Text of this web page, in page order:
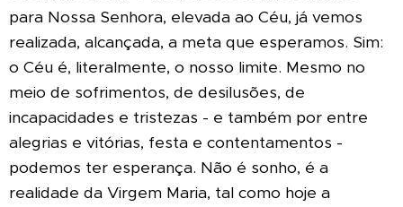
para Nossa Senhora, elevada ao Céu, já vemos
realizada, alcançada, a meta que esperamos. Sim:
o Céu é, literalmente, o nosso limite. Mesmo no
meio de sofrimentos, de desilusões, de
incapacidades e tristezas - e também por entre
alegrias e vitórias, festa e contentamentos -
podemos ter esperança. Não é sonho, é a
realidade da Virgem Maria, tal como hoje a